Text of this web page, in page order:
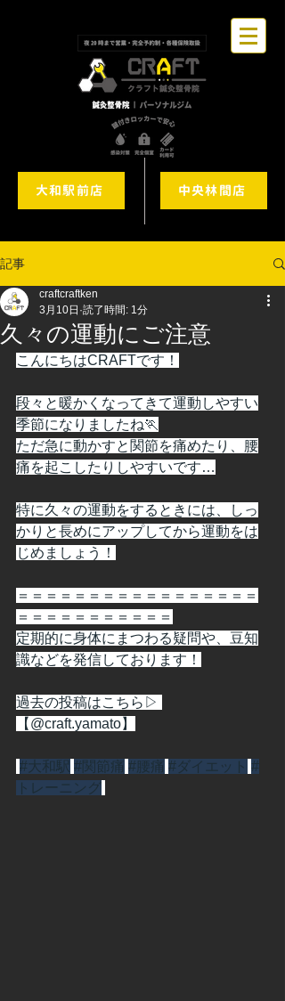
大和駅前店 中央林間店
記事
久々の運動にご注意
craftcraftken
3月10日 読了時間: 1分
こんにちはCRAFTです！
段々と暖かくなってきて運動しやすい
季節になりましたね🏃
ただ急に動かすと関節を痛めたり、腰
痛を起こしたりしやすいです…
特に久々の運動をするときには、しっ
かりと長めにアップしてから運動をは
じめましょう！
＝＝＝＝＝＝＝＝＝＝＝＝＝＝＝＝＝
＝＝＝＝＝＝＝＝＝＝＝
定期的に身体にまつわる疑問や、豆知
識などを発信しております！
過去の投稿はこちら▷
【@craft.yamato】
#大和駅 #関節痛 #腰痛 #ダイエット #
トレーニング